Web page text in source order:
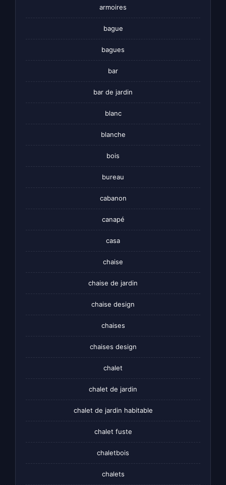
armoires
bague
bagues
bar
bar de jardin
blanc
blanche
bois
bureau
cabanon
canapé
casa
chaise
chaise de jardin
chaise design
chaises
chaises design
chalet
chalet de jardin
chalet de jardin habitable
chalet fuste
chaletbois
chalets